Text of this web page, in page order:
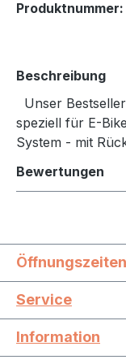
Produktnummer:
Beschreibung
Unser
speziell für E-
System - mit
Bewertungen
Öffnungszeiten
Service
Information